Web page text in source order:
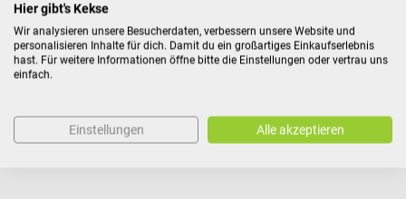
Dokumente
Hier gibt's Kekse
Wir analysieren unsere Besucherdaten, verbessern unsere Website und
personalisieren Inhalte für dich. Damit du ein großartiges Einkaufserlebnis
hast. Für weitere Informationen öffne bitte die Einstellungen oder vertrau uns
einfach.
Einstellungen Alle akzeptieren